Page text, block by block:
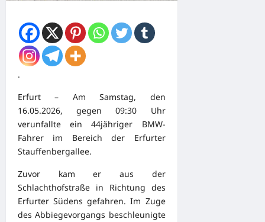
.
Erfurt – Am Samstag, den
16.05.2026, gegen 09:30 Uhr
verunfallte ein 44jähriger BMW-
Fahrer im Bereich der Erfurter
Stauffenbergallee.
Zuvor kam er aus der
Schlachthofstraße in Richtung des
Erfurter Südens gefahren. Im Zuge
des Abbiegevorgangs beschleunigte